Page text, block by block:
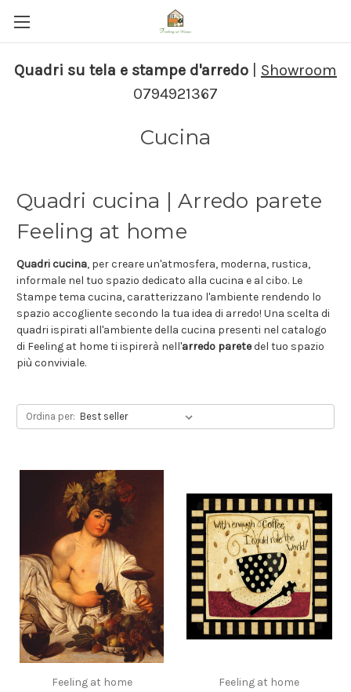
Quadri su tela e stampe d'arredo
Showroom
0794921367
Cucina
Quadri cucina | Arredo parete
Feeling at home
Quadri cucina, per creare un'atmosfera, moderna, rustica,
informale nel tuo spazio dedicato alla cucina e al cibo. Le
Stampe tema cucina, caratterizzano l'ambiente rendendo lo
spazio accogliente secondo la tua idea di arredo! Una scelta di
quadri ispirati all'ambiente della cucina presenti nel catalogo
di Feeling at home ti ispirerà nell'arredo paretedel tuo spazio
più conviviale.
Ordina per:
Feeling at home Feeling at home